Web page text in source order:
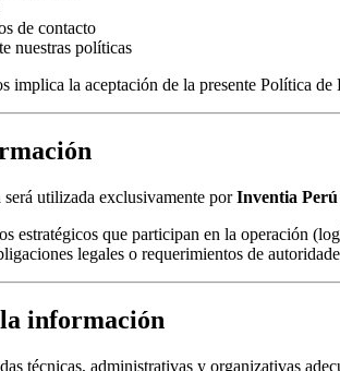
de contacto
nuestras políticas
implica la aceptación de la presente Política de
utilizada exclusivamente porInventia Perú
estratégicos que participan en la operación
legales o requerimientos de
información
técnicas, administrativas y organizativas